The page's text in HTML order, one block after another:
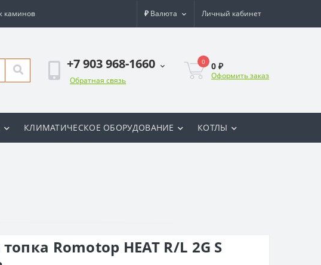
каминов ₽ Валюта Личный кабинет
+7 903 968-1660
Обратная связь
0 0 ₽
Оформить заказ
КЛИМАТИЧЕСКОЕ ОБОРУДОВАНИЕ КОТЛЫ
Romotop HEAT R/L 2G S